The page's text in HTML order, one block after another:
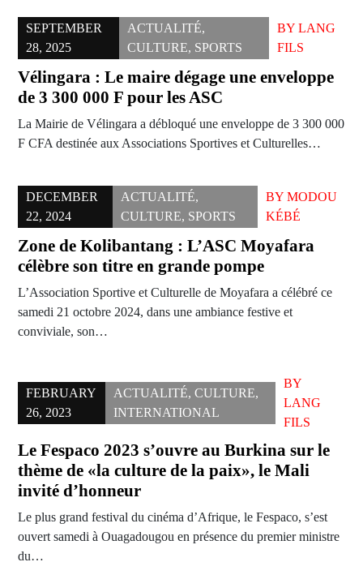
SEPTEMBER
28, 2025
ACTUALITÉ,
CULTURE, SPORTS
BY LANG
FILS
Vélingara : Le maire dégage une enveloppe
de 3 300 000 F pour les ASC
La Mairie de Vélingara a débloqué une enveloppe de 3 300 000
F CFA destinée aux Associations Sportives et Culturelles…
DECEMBER
22, 2024
ACTUALITÉ,
CULTURE, SPORTS
BY MODOU
KÉBÉ
Zone de Kolibantang : L’ASC Moyafara
célèbre son titre en grande pompe
L’Association Sportive et Culturelle de Moyafara a célébré ce
samedi 21 octobre 2024, dans une ambiance festive et
conviviale, son…
FEBRUARY
26, 2023
ACTUALITÉ,CULTURE,
INTERNATIONAL
BY
LANG
FILS
Le Fespaco 2023 s’ouvre au Burkina sur le
thème de «la culture de la paix», le Mali
invité d’honneur
Le plus grand festival du cinéma d’Afrique, le Fespaco, s’est
ouvert samedi à Ouagadougou en présence du premier ministre
du…